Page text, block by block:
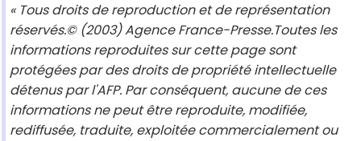
« Tous droits de reproduction et de représentation
réservés.© (2003) Agence France-Presse.Toutes les
informations reproduites sur cette page sont
protégées par des droits de propriété intellectuelle
détenus par l'AFP. Par conséquent, aucune de ces
informations ne peut être reproduite, modifiée,
rediffusée, traduite, exploitée commercialement ou